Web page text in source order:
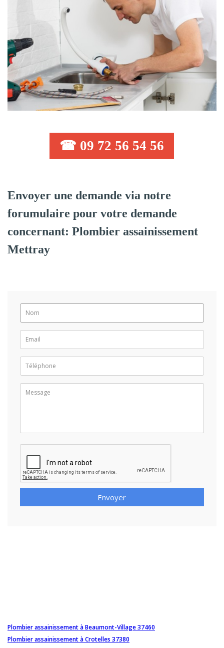
☎ 09 72 56 54 56
Envoyer une demande via notre
forumulaire pour votre demande
concernant: Plombier assainissement
Mettray
Envoyer
Plombier assainissement à Beaumont-Village 37460
Plombier assainissement à Crotelles 37380